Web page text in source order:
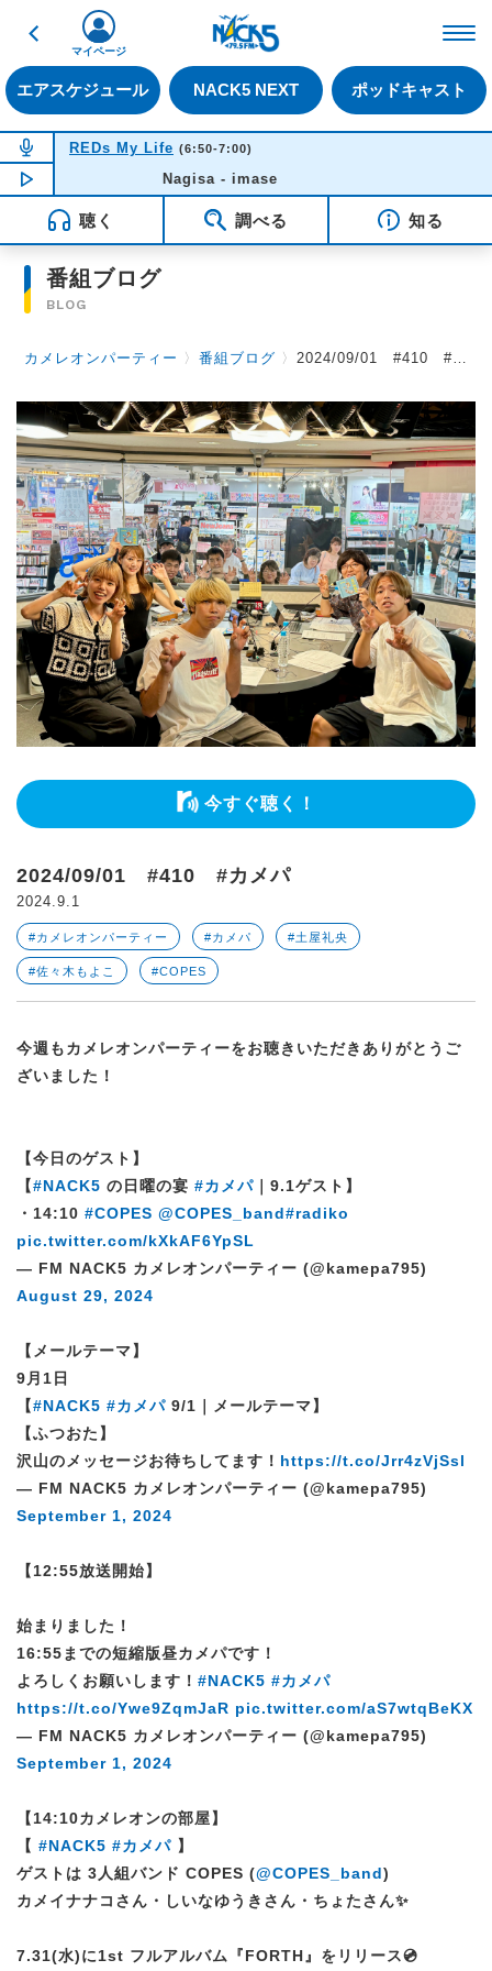
戻る
エアスケジュール NACK5 NEXT ポッドキャスト
マイページ
NOW ON AIR
REDs My Life (6:50-7:00)
NOW PLAYING06:44
Nagisa - imase
聴く 調べる 知る
番組ブログ
BLOG
カメレオンパーティー 〉番組ブログ 〉2024/09/01 #410 #カメパ
今すぐ聴く！
2024/09/01 #410 #カメパ
2024.9.1
#カメレオンパーティー #カメパ #土屋礼央
#佐々木もよこ #COPES
今週もカメレオンパーティーをお聴きいただきありがとうご
ざいました！
【今日のゲスト】
【#NACK5 の日曜の宴 #カメパ ｜9.1ゲスト】
・14:10 #COPES @COPES_band#radiko
pic.twitter.com/kXkAF6YpSL
— FM NACK5 カメレオンパーティー (@kamepa795)
August 29, 2024
【メールテーマ】
9月1日
【#NACK5 #カメパ 9/1｜メールテーマ】
【ふつおた】
沢山のメッセージお待ちしてます！ https://t.co/Jrr4zVjSsl
— FM NACK5 カメレオンパーティー (@kamepa795)
September 1, 2024
【12:55放送開始】
始まりました！
16:55までの短縮版昼カメパです！
よろしくお願いします！ #NACK5 #カメパ
https://t.co/Ywe9ZqmJaR pic.twitter.com/aS7wtqBeKX
— FM NACK5 カメレオンパーティー (@kamepa795)
September 1, 2024
【14:10カメレオンの部屋】
【 #NACK5 #カメパ 】
ゲストは 3人組バンド COPES (@COPES_band)
カメイナナコさん・しいなゆうきさん・ちょたさん✨
7.31(水)に1st フルアルバム『FORTH』をリリース💿